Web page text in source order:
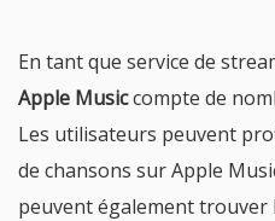
En tant que service de
Apple Musiccompte de
Les utilisateurs peuvent
de chansons sur Apple
peuvent également trouver